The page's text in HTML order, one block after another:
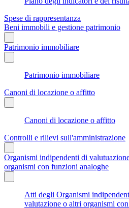
Spese di rappresentanza
Beni immobili e gestione patrimonio
Patrimonio immobiliare
Patrimonio immobiliare
Canoni di locazione o affitto
Canoni di locazione o affitto
Controlli e rilievi sull'amministrazione
Organismi indipendenti di
organismi con funzioni analoghe
Atti degli Organismi
valutazione o altri organismi